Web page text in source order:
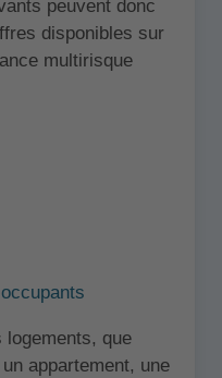
peuvent donc
disponibles sur
multirisque
logements, que
appartement, une